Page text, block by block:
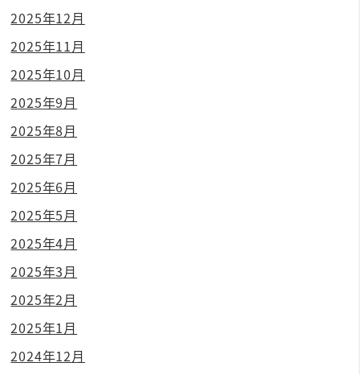
2025年12月
2025年11月
2025年10月
2025年9月
2025年8月
2025年7月
2025年6月
2025年5月
2025年4月
2025年3月
2025年2月
2025年1月
2024年12月